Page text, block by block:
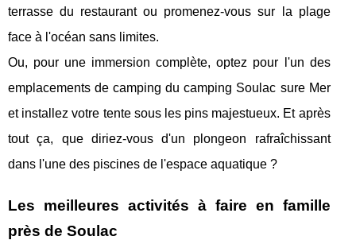
terrasse du restaurant ou promenez-vous sur la plage
face à l'océan sans limites.
Ou, pour une immersion complète, optez pour l'un des
emplacements de camping du camping Soulac sure Mer
et installez votre tente sous les pins majestueux. Et après
tout ça, que diriez-vous d'un plongeon rafraîchissant
dans l'une des piscines de l'espace aquatique ?
Les meilleures activités à faire en famille
près de Soulac